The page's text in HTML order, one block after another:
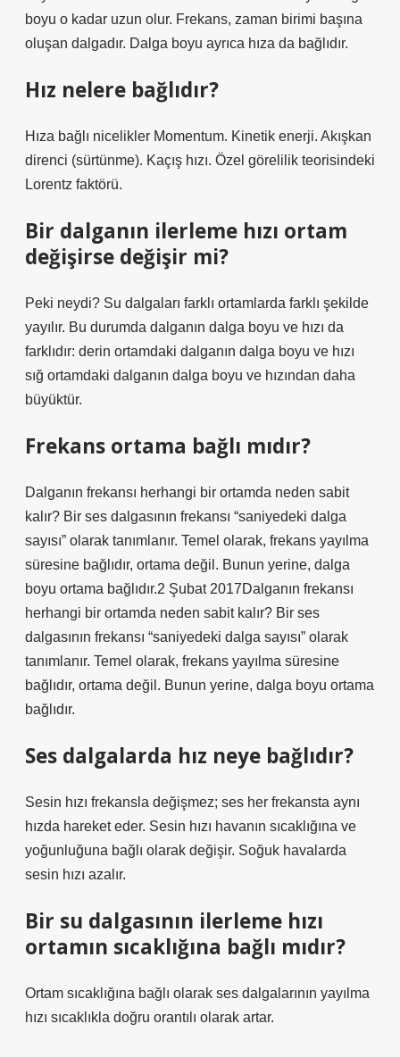
boyu o kadar uzun olur. Frekans, zaman birimi başına
oluşan dalgadır. Dalga boyu ayrıca hıza da bağlıdır.
Hız nelere bağlıdır?
Hıza bağlı nicelikler Momentum. Kinetik enerji. Akışkan
direnci (sürtünme). Kaçış hızı. Özel görelilik teorisindeki
Lorentz faktörü.
Bir dalganın ilerleme hızı ortam
değişirse değişir mi?
Peki neydi? Su dalgaları farklı ortamlarda farklı şekilde
yayılır. Bu durumda dalganın dalga boyu ve hızı da
farklıdır: derin ortamdaki dalganın dalga boyu ve hızı
sığ ortamdaki dalganın dalga boyu ve hızından daha
büyüktür.
Frekans ortama bağlı mıdır?
Dalganın frekansı herhangi bir ortamda neden sabit
kalır? Bir ses dalgasının frekansı “saniyedeki dalga
sayısı” olarak tanımlanır. Temel olarak, frekans yayılma
süresine bağlıdır, ortama değil. Bunun yerine, dalga
boyu ortama bağlıdır.2 Şubat 2017Dalganın frekansı
herhangi bir ortamda neden sabit kalır? Bir ses
dalgasının frekansı “saniyedeki dalga sayısı” olarak
tanımlanır. Temel olarak, frekans yayılma süresine
bağlıdır, ortama değil. Bunun yerine, dalga boyu ortama
bağlıdır.
Ses dalgalarda hız neye bağlıdır?
Sesin hızı frekansla değişmez; ses her frekansta aynı
hızda hareket eder. Sesin hızı havanın sıcaklığına ve
yoğunluğuna bağlı olarak değişir. Soğuk havalarda
sesin hızı azalır.
Bir su dalgasının ilerleme hızı
ortamın sıcaklığına bağlı mıdır?
Ortam sıcaklığına bağlı olarak ses dalgalarının yayılma
hızı sıcaklıkla doğru orantılı olarak artar.